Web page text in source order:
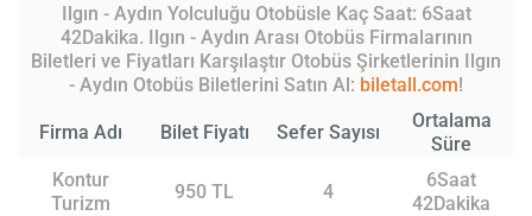
Ilgın - Aydın Yolculuğu Otobüsle Kaç Saat: 6Saat
42Dakika. Ilgın - Aydın Arası Otobüs Firmalarının
Biletleri ve Fiyatları Karşılaştır Otobüs Şirketlerinin Ilgın
- Aydın Otobüs Biletlerini Satın Al: biletall.com!
Firma Adı Bilet Fiyatı Sefer Sayısı
Ortalama
Süre
Kontur
Turizm
950 TL 4
6Saat
42Dakika